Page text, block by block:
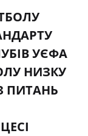
УЄФА
НИЗКУ
ПИТАНЬ